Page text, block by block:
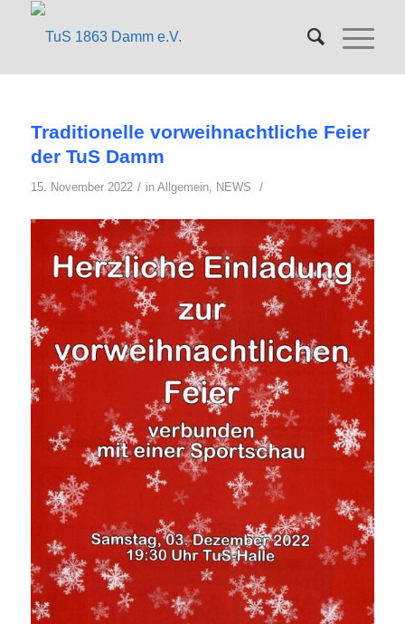
Traditionelle vorweihnachtliche Feier
der TuS Damm
15. November 2022 / in Allgemein, NEWS /